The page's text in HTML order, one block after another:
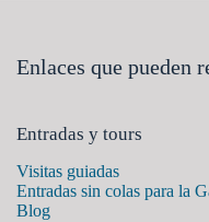
Enlaces que pueden
Entradas y tours
Visitas guiadas
Entradas sin colas para la
Blog